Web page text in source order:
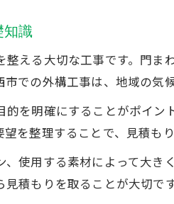
茨城県エクステリ
外構工事の費用相
筑西市 外構工事の
信頼性の高い外構工
知識
える大切な工事です。門
での外構工事は、地域の気
を明確にすることがポイ
を整理することで、見積も
使用する素材によって大
積もりを取ることが大切です